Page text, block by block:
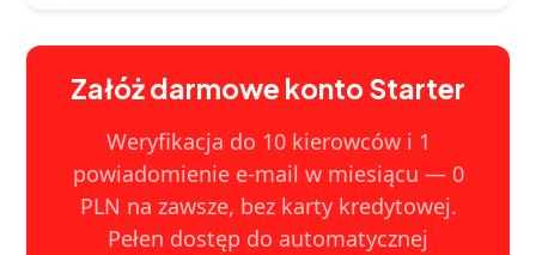
Załóż darmowe konto Starter
Weryfikacja do 10 kierowców i 1
powiadomienie e-mail w miesiącu — 0
PLN na zawsze, bez karty kredytowej.
Pełen dostęp do automatycznej